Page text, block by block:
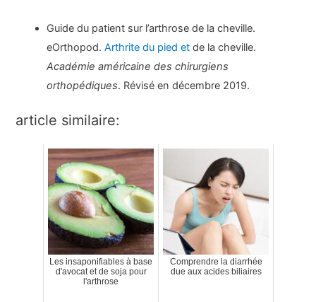
Guide du patient sur l’arthrose de la cheville.
eOrthopod.Arthrite du pied et de la cheville.
Académie américaine des chirurgiens
orthopédiques. Révisé en décembre 2019.
article similaire:
Les insaponifiables à base
d'avocat et de soja pour
l'arthrose
Comprendre la diarrhée
due aux acides biliaires